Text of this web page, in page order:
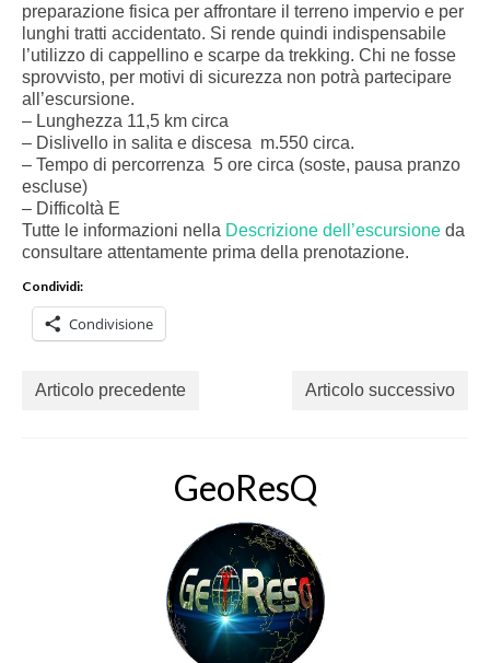
preparazione fisica per affrontare il terreno impervio e per
lunghi tratti accidentato. Si rende quindi indispensabile
l’utilizzo di cappellino e scarpe da trekking. Chi ne fosse
sprovvisto, per motivi di sicurezza non potrà partecipare
all’escursione.
– Lunghezza 11,5 km circa
– Dislivello in salita e discesa m.550 circa.
– Tempo di percorrenza 5 ore circa (soste, pausa pranzo
escluse)
– Difficoltà E
Tutte le informazioni nella Descrizione dell’escursione da
consultare attentamente prima della prenotazione.
Condividi:
Condivisione
Articolo precedente Articolo successivo
GeoResQ